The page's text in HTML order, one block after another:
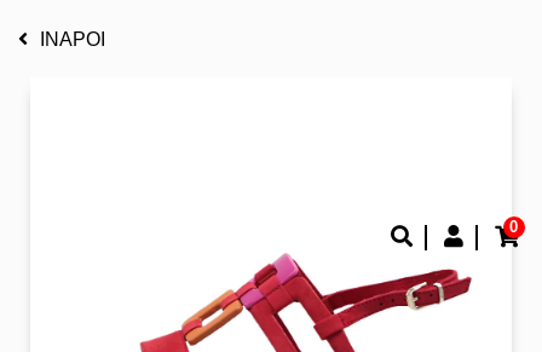
0
INAPOI